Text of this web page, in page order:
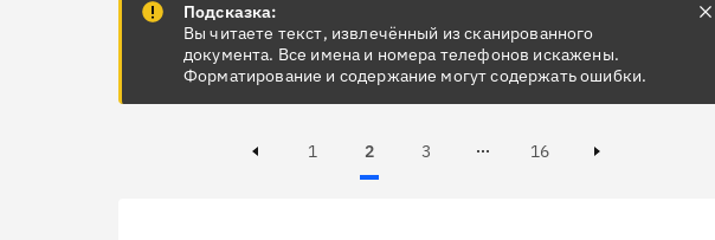
Подсказка:
Вы читаете текст, извлечённый из сканированного
документа. Все имена и номера телефонов искажены.
Форматирование и содержание могут содержать ошибки.
Page
1 Page
2 Active, Page
3 Page
16